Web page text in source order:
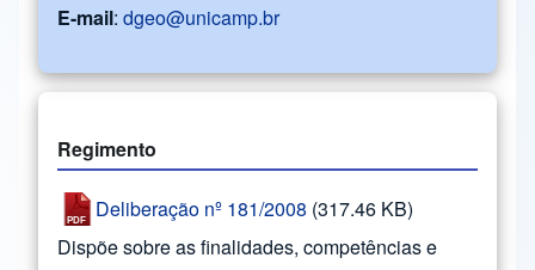
E-mail: dgeo@unicamp.br
Regimento
Deliberação nº 181/2008 (317.46 KB)
Dispõe sobre as finalidades, competências e